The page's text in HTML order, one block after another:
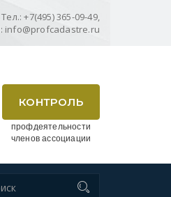
+7(495) 365-09-49,
info@profcadastre.ru
КОНТРОЛЬ
профдеятельности
членов ассоциации